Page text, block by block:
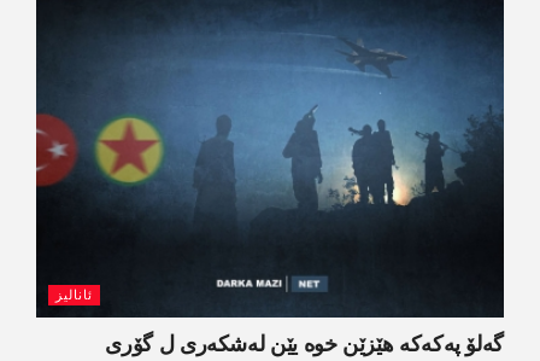
ئانالیز
گەلۆ پەکەکە ھێزێن خوە یێن لەشکەری ل گۆری